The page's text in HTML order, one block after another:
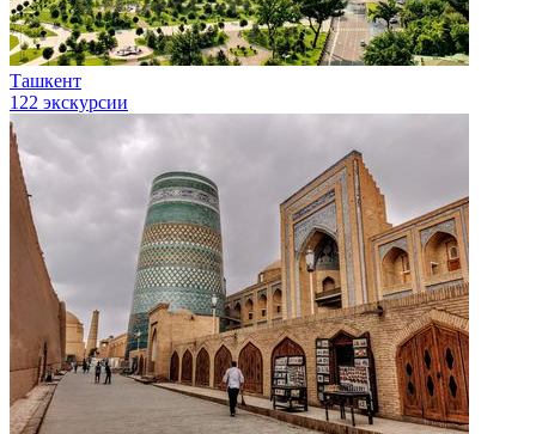
Ташкент
122 экскурсии